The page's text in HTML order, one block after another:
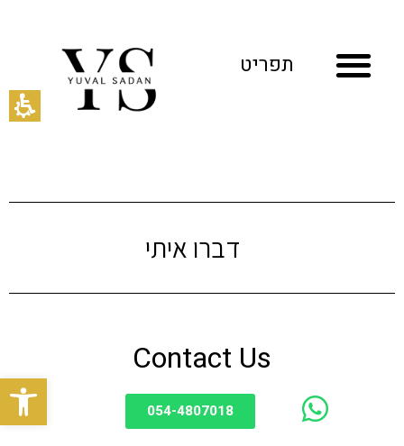
פתח
תפריט
דברו איתי
Contact Us
054-4807018